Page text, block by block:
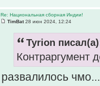
Re: Национальная сборная Индии!
TimBat28 июн 2024, 12:24
Tyrion
Контраргумент
развалилось